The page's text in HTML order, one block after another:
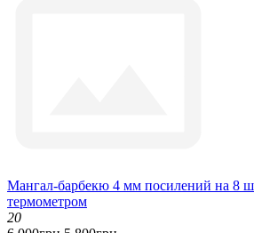
Мангал-барбекю 4 мм посилений на 8
термометром
20